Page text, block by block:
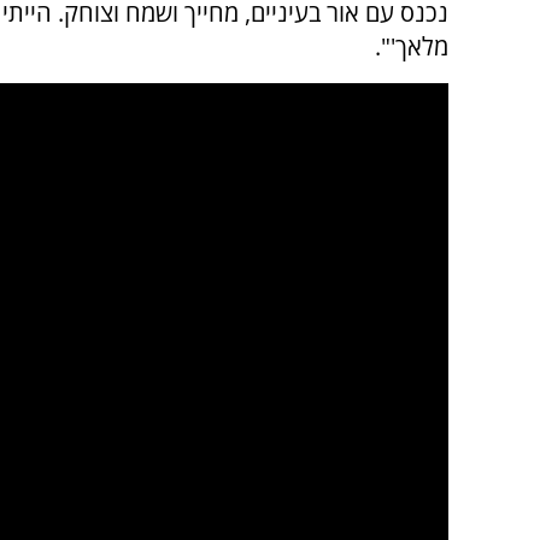
נכנס עם אור בעיניים, מחייך ושמח וצוחק.
מלאך'".